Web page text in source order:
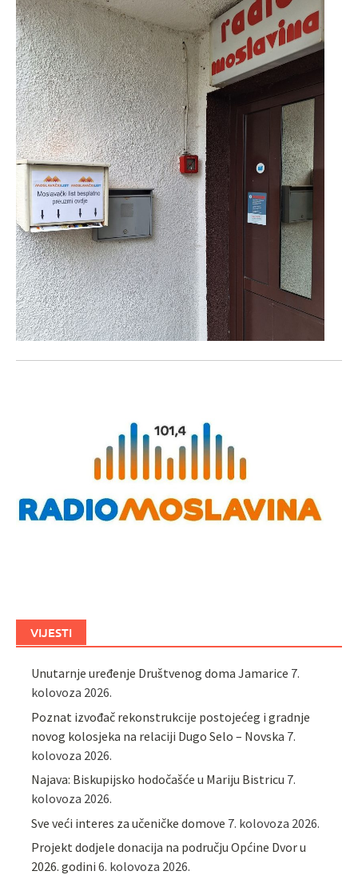
VIJESTI
Unutarnje uređenje Društvenog doma Jamarice 7.
kolovoza 2026.
Poznat izvođač rekonstrukcije postojećeg i gradnje
novog kolosjeka na relaciji Dugo Selo – Novska 7.
kolovoza 2026.
Najava: Biskupijsko hodočašće u Mariju Bistricu 7.
kolovoza 2026.
Sve veći interes za učeničke domove 7. kolovoza 2026.
Projekt dodjele donacija na području Općine Dvor u
2026. godini 6. kolovoza 2026.